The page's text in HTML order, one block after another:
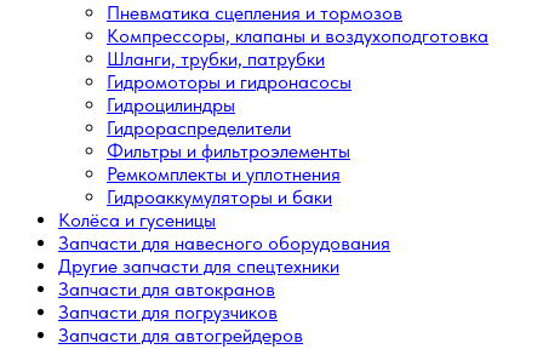
Пневматика сцепления и тормозов
Компрессоры, клапаны и воздухоподготовка
Шланги, трубки, патрубки
Гидромоторы и гидронасосы
Гидроцилиндры
Гидрораспределители
Фильтры и фильтроэлементы
Ремкомплекты и уплотнения
Гидроаккумуляторы и баки
Колёса и гусеницы
Запчасти для навесного оборудования
Другие запчасти для спецтехники
Запчасти для автокранов
Запчасти для погрузчиков
Запчасти для автогрейдеров